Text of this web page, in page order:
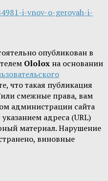
i-vnov-o-geroyah-i-
опубликован в
Ololox на основании
что такая публикация
смежные права, вам
администрации сайта
адреса (URL)
материал. Нарушение
виновные